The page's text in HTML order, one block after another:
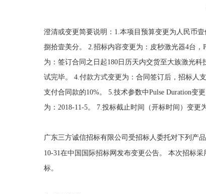
澄清或变更简要说明： 1.本项目预算变更为人民币
捌拾壹美分。
2.招标内容变更为：皮秒激光器4台，
为：签订合同之日起180 日历天内交货至大族激光
试完毕。
4.付款方式变更为：合同签订后，招标人
支付合同款的10%。 5.技术参数中Pulse Duration变
为： 2018-11-5。 7.投标截止时间（开标时间）变更
广东三方诚信招标有限公司受招标人委托对下列产
10-31在中国国际招标网发布变更公告。
本次招标采
标。